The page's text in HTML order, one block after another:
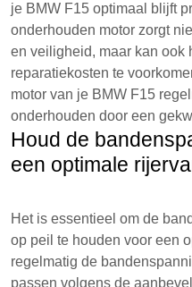
je BMW F15 optimaal blijft
onderhouden motor zorgt
en veiligheid, maar kan ook
reparatiekosten te
motor van je BMW F15
onderhouden door een
Houd de
een optimale
Het is essentieel om de
op peil te houden voor een
regelmatig de
passen volgens de